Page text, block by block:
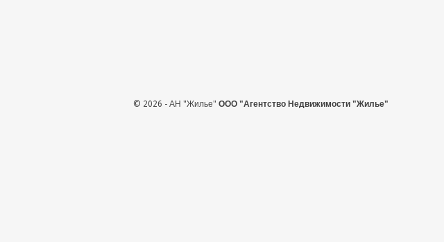
© 2026 - АН "Жилье" ООО "Агентство Недвижимости "Жилье"